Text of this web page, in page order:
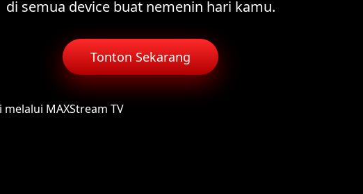
di semua device buat nemenin hari kamu.
Tonton Sekarang
MAXStream TV